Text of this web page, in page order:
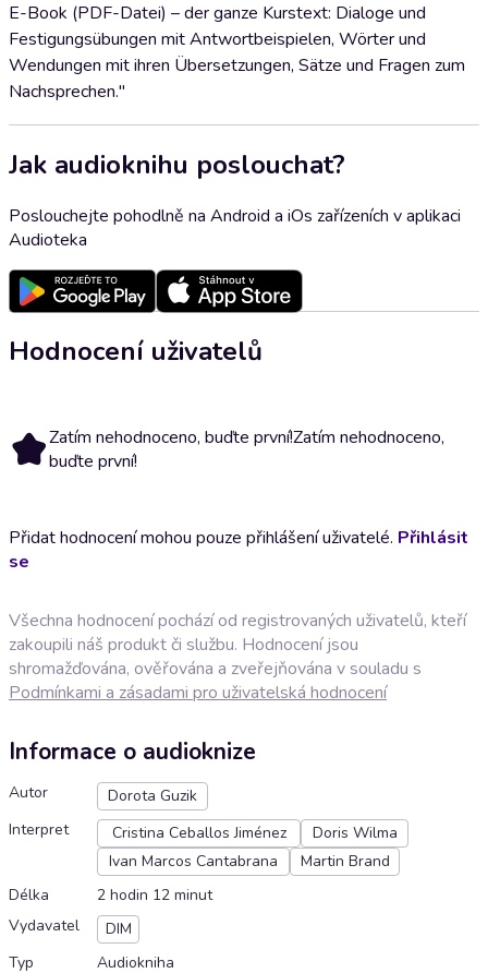
E-Book (PDF-Datei) – der ganze Kurstext: Dialoge und
Festigungsübungen mit Antwortbeispielen, Wörter und
Wendungen mit ihren Übersetzungen, Sätze und Fragen zum
Nachsprechen."
Jak audioknihu poslouchat?
Poslouchejte pohodlně na Android a iOs zařízeních v aplikaci
Audioteka
Hodnocení uživatelů
Zatím nehodnoceno, buďte první!Zatím nehodnoceno,
buďte první!
Přidat hodnocení mohou pouze přihlášení uživatelé. Přihlásit
se
Všechna hodnocení pochází od registrovaných uživatelů, kteří
zakoupili náš produkt či službu. Hodnocení jsou
shromažďována, ověřována a zveřejňována v souladu s
Podmínkami a zásadami pro uživatelská hodnocení
Informace o audioknize
Autor
Dorota Guzik
Interpret
Cristina Ceballos Jiménez
Doris Wilma
Ivan Marcos Cantabrana
Martin Brand
Délka
2 hodin 12 minut
Vydavatel
DIM
Typ
Audiokniha